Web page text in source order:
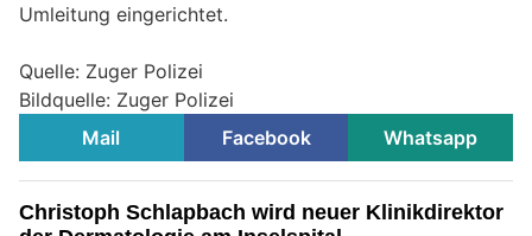
Umleitung eingerichtet.
Quelle: Zuger Polizei
Bildquelle: Zuger Polizei
Mail
Facebook Whatsapp
Christoph Schlapbach wird neuer Klinikdirektor